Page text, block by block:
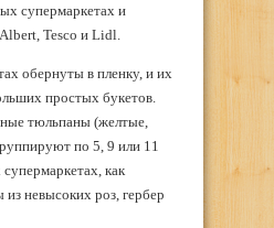
супермаркетах и
Tesco и Lidl.
обернуты в пленку, и их
простых букетов.
тюльпаны (желтые,
по 5, 9 или 11
как
из невысоких роз, гербер